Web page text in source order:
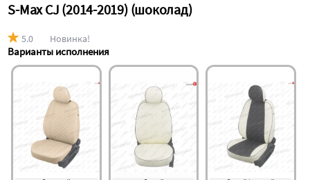
S-Max CJ (2014-2019) (шоколад)
5.0 Новинка!
Варианты исполнения